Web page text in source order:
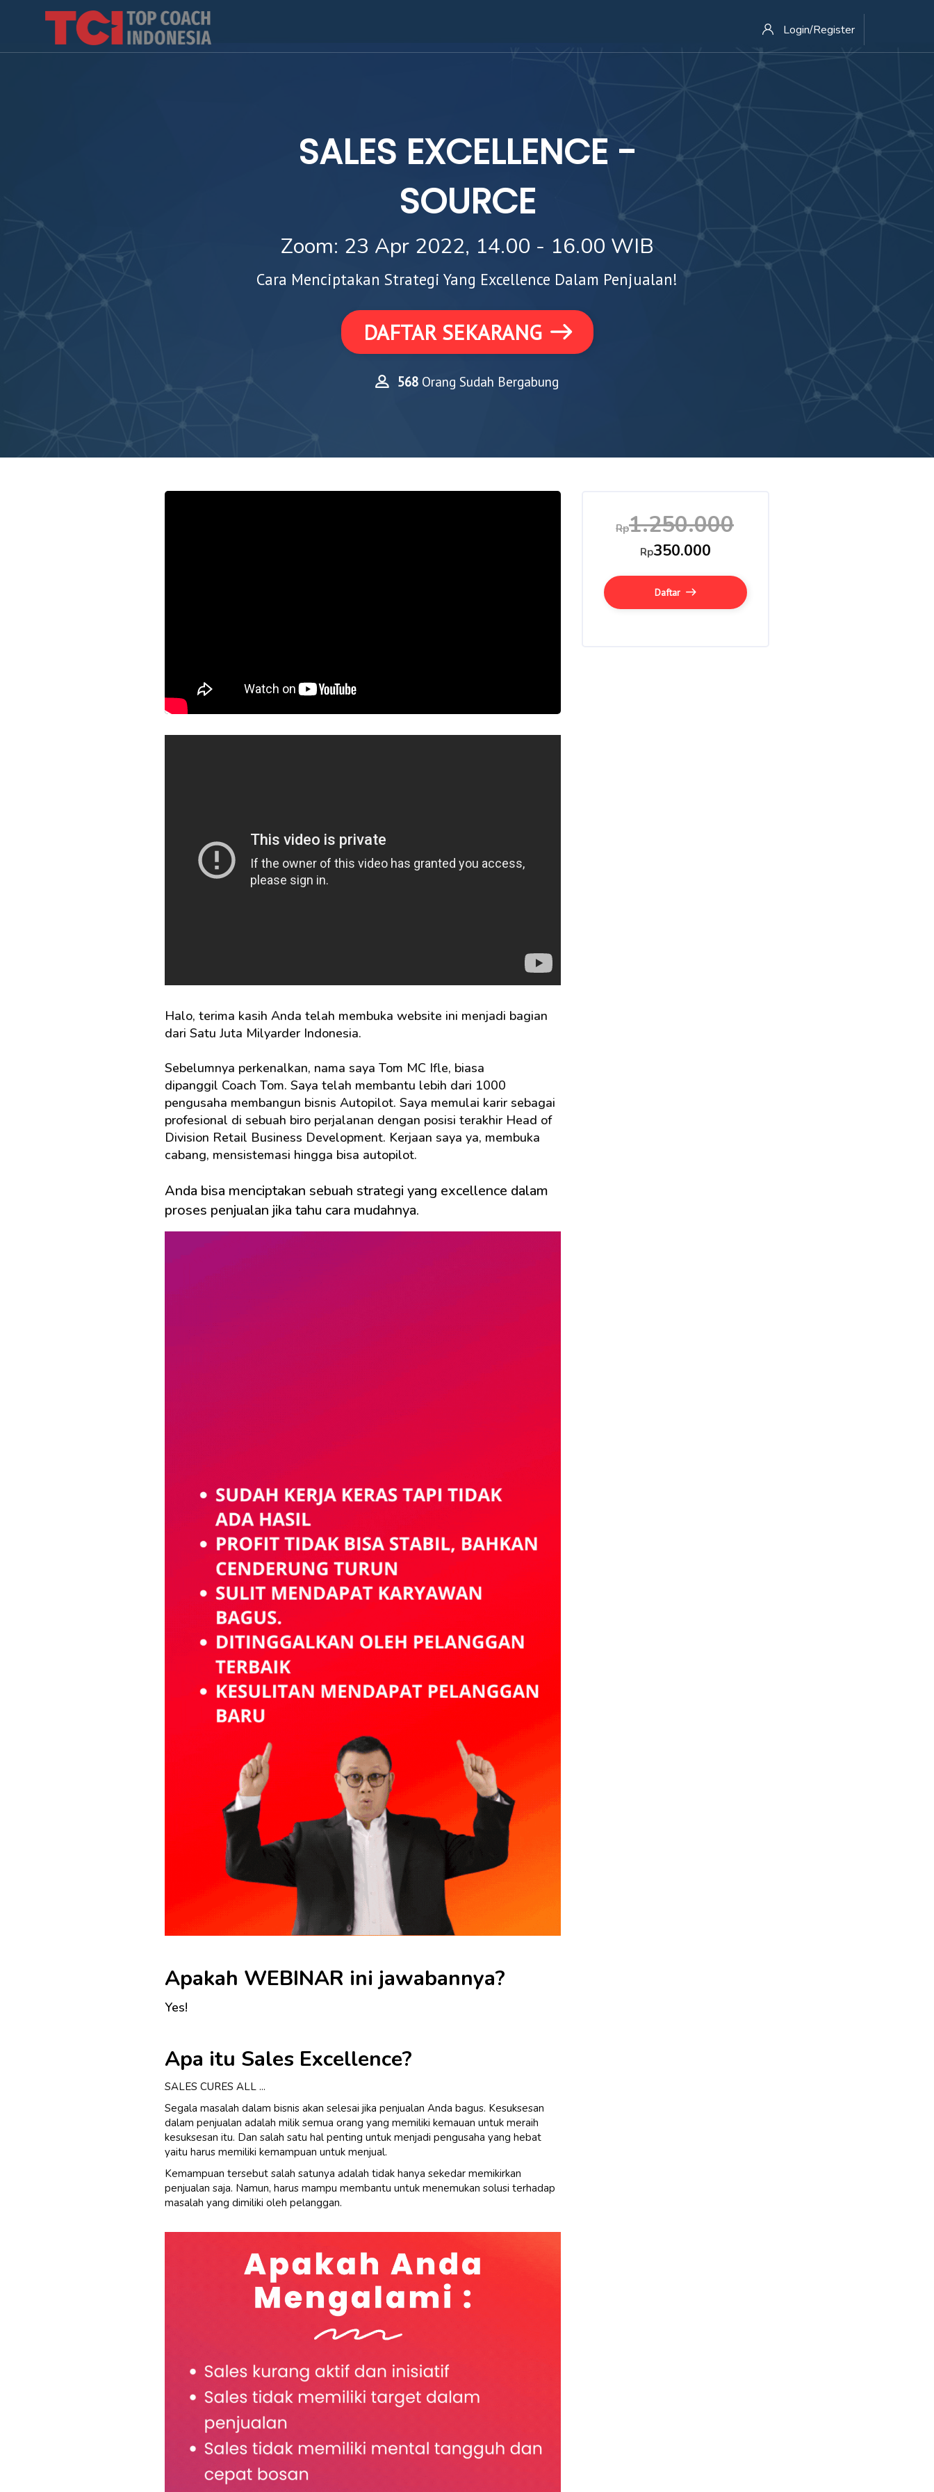
Login/Register
SALES EXCELLENCE -
SOURCE
Zoom: 23 Apr 2022, 14.00 - 16.00 WIB
Cara Menciptakan Strategi Yang Excellence Dalam Penjualan!
DAFTAR SEKARANG
568 Orang Sudah Bergabung
Halo, terima kasih Anda telah membuka website ini menjadi bagian
dari Satu Juta Milyarder Indonesia.
Sebelumnya perkenalkan, nama saya Tom MC Ifle, biasa
dipanggil Coach Tom. Saya telah membantu lebih dari 1000
pengusaha membangun bisnis Autopilot. Saya memulai karir sebagai
profesional di sebuah biro perjalanan dengan posisi terakhir Head of
Division Retail Business Development. Kerjaan saya ya, membuka
cabang, mensistemasi hingga bisa autopilot.
Anda bisa menciptakan sebuah strategi yang excellence dalam
proses penjualan jika tahu cara mudahnya.
Apakah WEBINAR ini jawabannya?
Yes!
Apa itu Sales Excellence?
SALES CURES ALL ...
Segala masalah dalam bisnis akan selesai jika penjualan Anda bagus. Kesuksesan
dalam penjualan adalah milik semua orang yang memiliki kemauan untuk meraih
kesuksesan itu. Dan salah satu hal penting untuk menjadi pengusaha yang hebat
yaitu harus memiliki kemampuan untuk menjual.
Kemampuan tersebut salah satunya adalah tidak hanya sekedar memikirkan
penjualan saja. Namun, harus mampu membantu untuk menemukan solusi terhadap
masalah yang dimiliki oleh pelanggan.
Rp1.250.000
Rp350.000
Daftar